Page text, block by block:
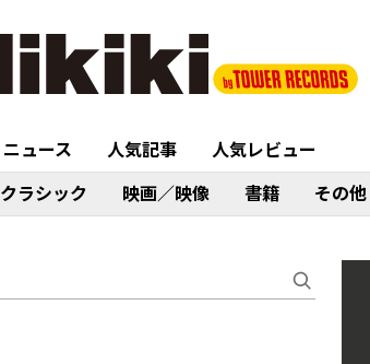
ニュース 人気記事
人気レビュー
クラシック 映画／映像 書籍 その他